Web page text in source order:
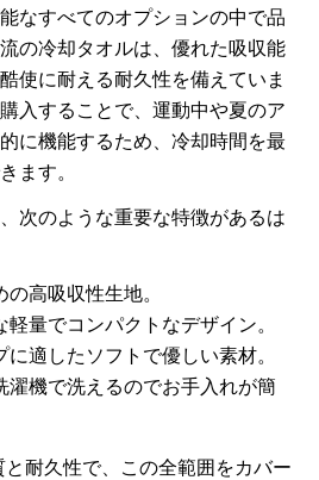
なすべてのオプションの中で品
の冷却タオルは、優れた吸収能
使に耐える耐久性を備えていま
入することで、運動中や夏のア
に機能するため、冷却時間を最
ます。
次のような重要な特徴があるは
高吸収性生地。
量でコンパクトなデザイン。
適したソフトで優しい素材。
濯機で洗えるのでお手入れが簡
と耐久性で、この全範囲をカバー